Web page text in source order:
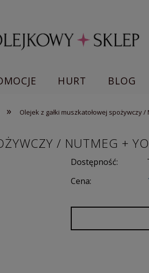
HURT BLOG
» Olejek z gałki muszkatołowej spożywczy /
/ NUTMEG +
Dostępność:
Cena: